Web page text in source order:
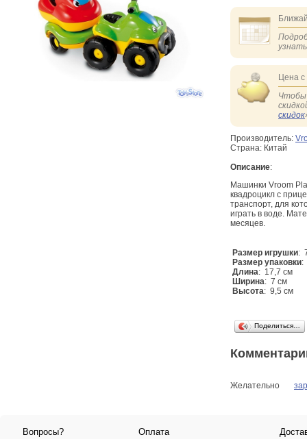
Цена
Чтобы
скидок
Производитель:
Страна: Китай
Описание:
Машинки Vroom
квадроцикл с
транспорт, для
играть в воде.
месяцев.
Размер игрушки:
Размер упаковки:
Длина: 17,7 см
Ширина: 7 см
Высота: 9,5 см
Поделиться…
Желательно
Вопросы? Оплата